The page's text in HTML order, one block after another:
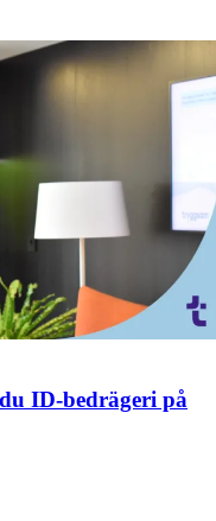
ID-bedrägeri på